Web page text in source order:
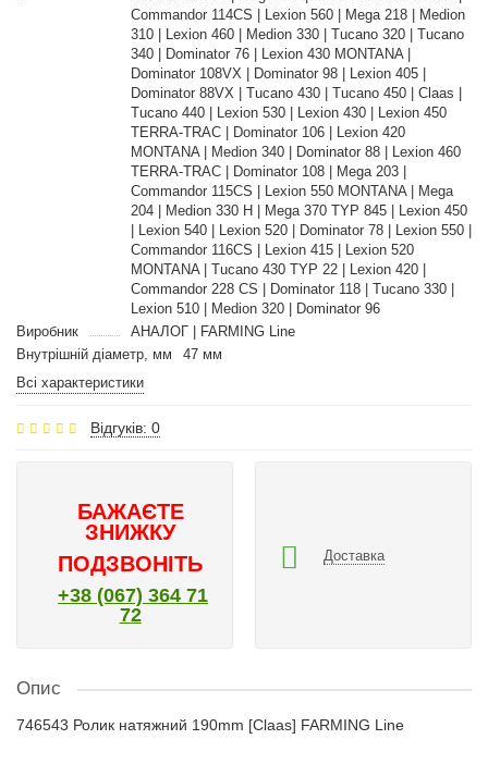
Commandor 114CS | Lexion 560 | Mega 218 | Medion
310 | Lexion 460 | Medion 330 | Tucano 320 | Tucano
340 | Dominator 76 | Lexion 430 MONTANA |
Dominator 108VX | Dominator 98 | Lexion 405 |
Dominator 88VX | Tucano 430 | Tucano 450 | Claas |
Tucano 440 | Lexion 530 | Lexion 430 | Lexion 450
TERRA-TRAC | Dominator 106 | Lexion 420
MONTANA | Medion 340 | Dominator 88 | Lexion 460
TERRA-TRAC | Dominator 108 | Mega 203 |
Commandor 115CS | Lexion 550 MONTANA | Mega
204 | Medion 330 H | Mega 370 TYP 845 | Lexion 450
| Lexion 540 | Lexion 520 | Dominator 78 | Lexion 550 |
Commandor 116CS | Lexion 415 | Lexion 520
MONTANA | Tucano 430 TYP 22 | Lexion 420 |
Commandor 228 CS | Dominator 118 | Tucano 330 |
Lexion 510 | Medion 320 | Dominator 96
Виробник
АНАЛОГ | FARMING Line
Внутрішній діаметр, мм
47 мм
Всі характеристики
Відгуків: 0
БАЖАЄТЕ
ЗНИЖКУ
ПОДЗВОНІТЬ
+38 (067) 364 71
72
Доставка
Опис
746543 Ролик натяжний 190mm [Claas] FARMING Line